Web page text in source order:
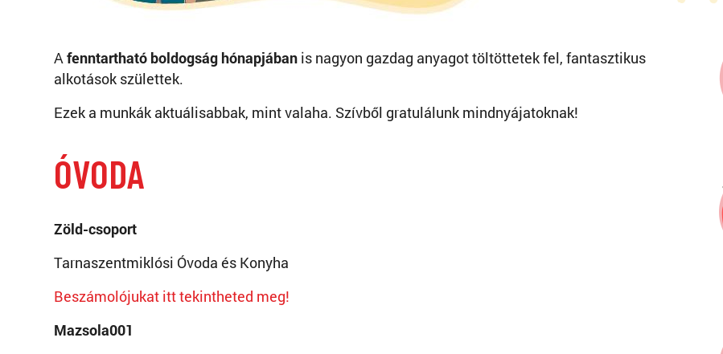
Afenntartható boldogság hónapjában is nagyon gazdag anyagot töltöttetek fel, fantasztikus
alkotások születtek.
Ezek a munkák aktuálisabbak, mint valaha. Szívből gratulálunk mindnyájatoknak!
ÓVODA
Zöld-csoport
Tarnaszentmiklósi Óvoda és Konyha
Beszámolójukat itt tekintheted meg!
Mazsola001